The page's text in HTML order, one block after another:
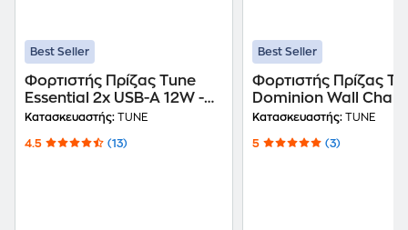
Best Seller
Φορτιστής Πρίζας Tune
Essential 2x USB-A 12W -
White
Κατασκευαστής: TUNE
4.5 (13)
Best Seller
Φορτιστής Πρίζας
Dominion Wall
USB-A/USB-C 120W -
Κατασκευαστής: TUNE
5 (3)